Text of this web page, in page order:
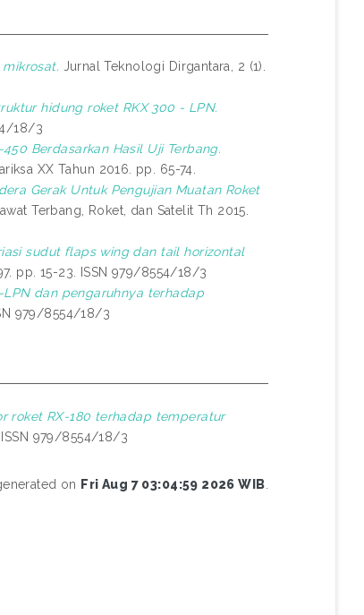
Jurnal Teknologi Dirgantara, 2 (1).
hidung roket RKX 300 - LPN.
18/3
Berdasarkan Hasil Uji Terbang.
XX Tahun 2016. pp. 65-74.
Gerak Untuk Pengujian Muatan Roket
Terbang, Roket, dan Satelit Th 2015.
sudut flaps wing dan tail horizontal
pp. 15-23. ISSN 979/8554/18/3
dan pengaruhnya terhadap
979/8554/18/3
roket RX-180 terhadap temperatur
ISSN 979/8554/18/3
on Fri Aug 7 03:04:59 2026 WIB